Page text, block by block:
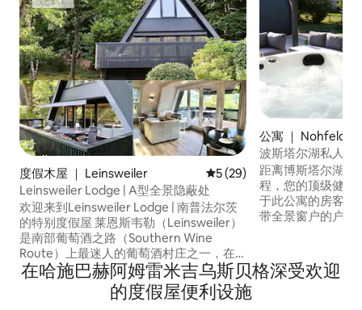
度假木屋 ｜ Leinsweiler 平均评分 5 分（满分 5 分）
5 (29)
Leinsweiler Lodge | A型全景隐蔽处
欢迎来到Leinsweiler Lodge | 南普法尔茨
的特别度假屋 莱恩斯韦勒（Leinsweiler）
是南部葡萄酒之路（Southern Wine
Route）上最迷人的葡萄酒村庄之一，在
森林的阳光明媚的边缘，一座独特的度假
屋正在等待您的到来，这里充满了个性、
公寓 ｜ Nohfelden
波斯塔尔湖私人豪
和按摩浴缸
距离博斯塔尔湖（
程，您的顶级健康假
于此公寓的房客： ✅ 热水浴缸-预热和盖子
带全景窗户的户✅
✅ 设施齐全的厨房
的大露台 ✅ 带
在哈施巴赫阿姆雷米吉乌斯贝格深受欢迎
的度假屋便利设施